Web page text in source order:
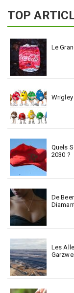
TOP
Le
Quels
2030 ?
De
Les